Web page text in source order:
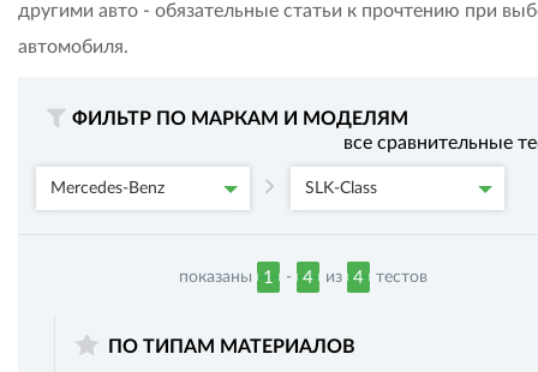
другими авто - обязательные статьи к прочтению при
автомобиля.
ФИЛЬТР ПО МАРКАМ И МОДЕЛЯМ
все сравнительные
Mercedes-Benz SLK-Class
показаны 1 - 4 из 4 тестов
ПО ТИПАМ МАТЕРИАЛОВ